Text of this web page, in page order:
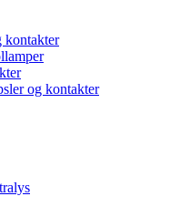
kontakter
og kontakter